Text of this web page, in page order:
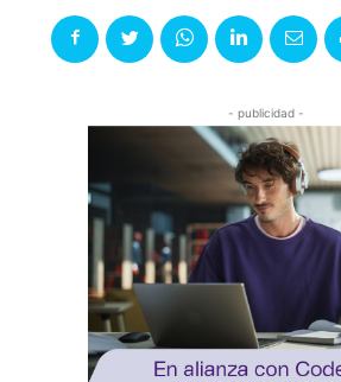
- publicidad -